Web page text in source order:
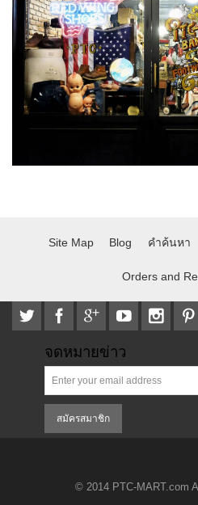
Site Map Blog คำค้นหา
Orders and
จดหมายข่าว
สมัครสมาชิก
© 2014 PTC-MART.com